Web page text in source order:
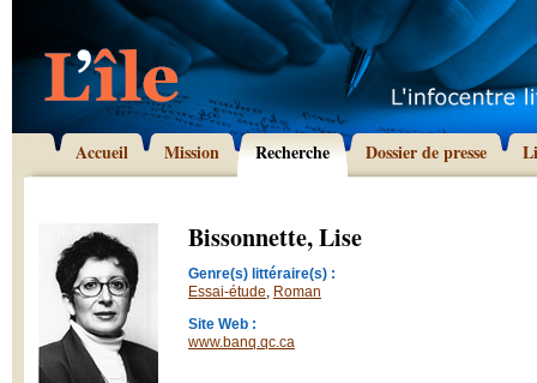
Accueil Mission Recherche Dossier de presse
Bissonnette, Lise
Genre(s) littéraire(s) :
Essai-étude, Roman
Site Web :
www.banq.qc.ca